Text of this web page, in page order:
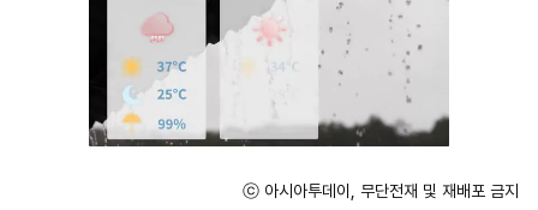
ⓒ 아시아투데이, 무단전재 및 재배포 금지